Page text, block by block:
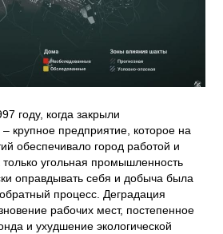
году, когда закрыли
крупное предприятие, которое на
обеспечивало город работой и
угольная промышленность
оправдывать себя и добыча была
процесс. Деградация
рабочих мест, постепенное
и ухудшение экологической